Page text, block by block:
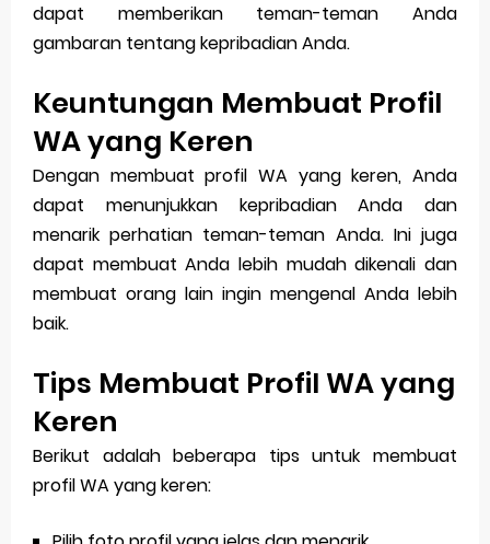
dapat memberikan teman-teman Anda
gambaran tentang kepribadian Anda.
Keuntungan Membuat Profil
WA yang Keren
Dengan membuat profil WA yang keren, Anda
dapat menunjukkan kepribadian Anda dan
menarik perhatian teman-teman Anda. Ini juga
dapat membuat Anda lebih mudah dikenali dan
membuat orang lain ingin mengenal Anda lebih
baik.
Tips Membuat Profil WA yang
Keren
Berikut adalah beberapa tips untuk membuat
profil WA yang keren: